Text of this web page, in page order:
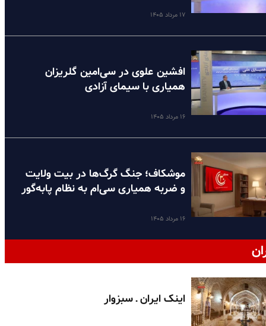
۱۷ مرداد ۱۴۰۵
افشین علوی در سی‌امین گلریزان
همیاری با سیمای آزادی
۱۶ مرداد ۱۴۰۵
موشکاف؛ جنگ گرگ‌ها در بیت ولایت
و ضربه همیاری سی‌ام به نظام پا‌به‌گور
۱۶ مرداد ۱۴۰۵
اینک ایران ـ سبزوار